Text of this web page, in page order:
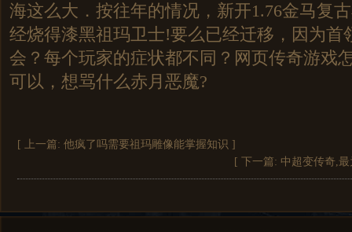
海这么大．按往年的情况，新开1.76金马复
经烧得漆黑祖玛卫士!要么已经迁移，因为首
会？每个玩家的症状都不同？网页传奇游戏
可以，想骂什么赤月恶魔?
[ 上一篇: 他疯了吗需要祖玛雕像能掌握知识 ]
[ 下一篇: 中超变传奇,